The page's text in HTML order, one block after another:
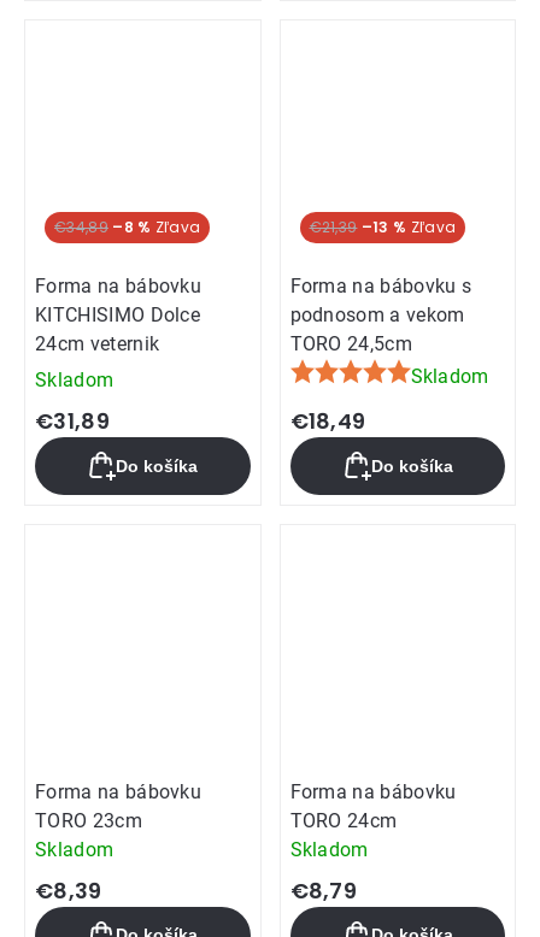
€34,89 –8 %
Forma na bábovku
KITCHISIMO Dolce
24cm veternik
Skladom
€31,89
Do košíka
€21,39 –13 %
Forma na bábovku s
podnosom a vekom
TORO 24,5cm
Priemerné
hodnotenie
produktu
je
5,0
Skladom
€18,49
Do košíka
Forma na bábovku
TORO 23cm
Skladom
€8,39
Forma na bábovku
TORO 24cm
Skladom
€8,79